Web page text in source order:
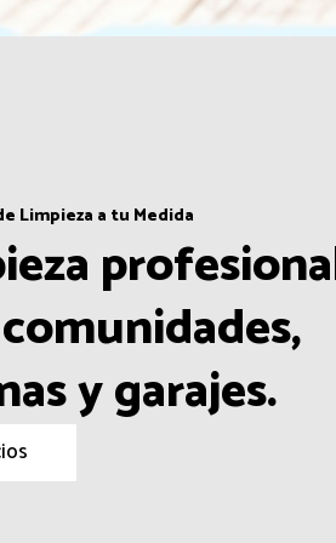
Limpieza a tu Medida
y garajes.